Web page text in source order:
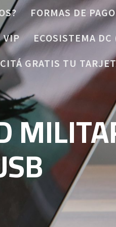
FORMAS DE PAGO
VIP
ECOSISTEMA
GRATIS TU